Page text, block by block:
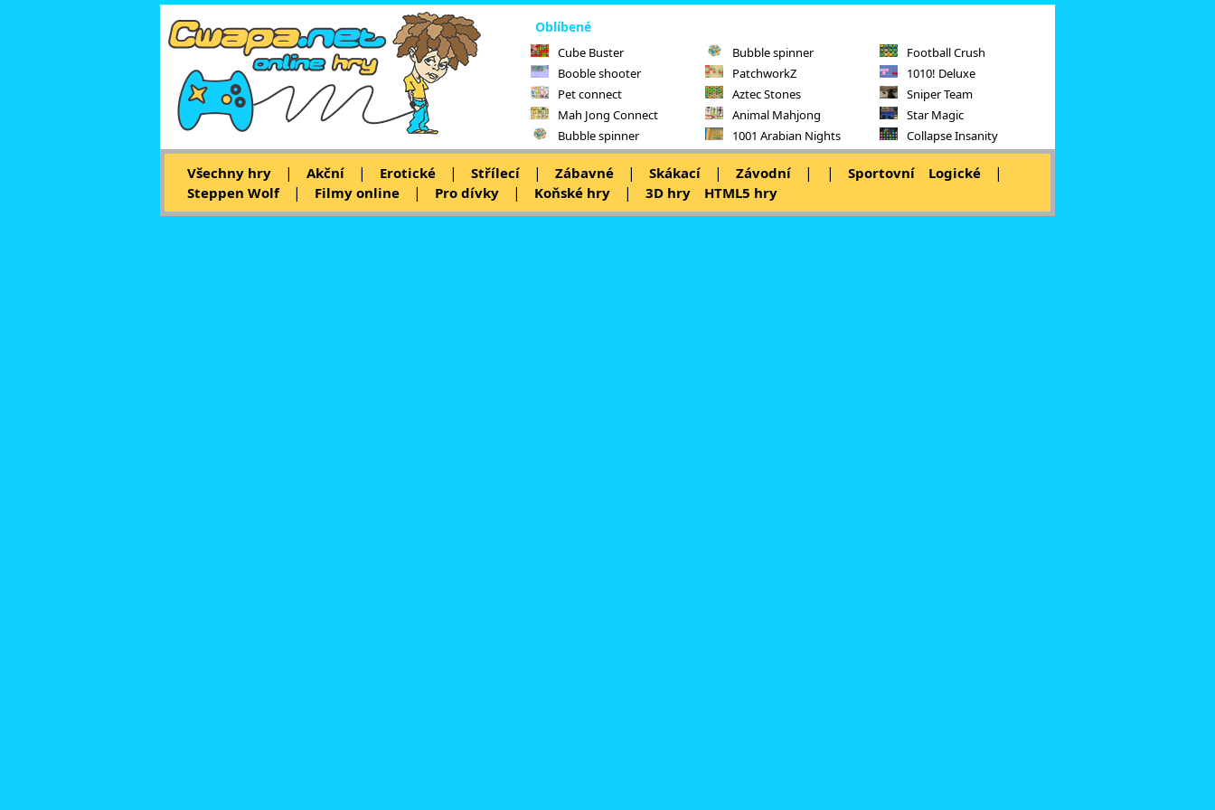
Oblíbené
Cube Buster
Booble shooter
Pet connect
Mah Jong Connect
Bubble spinner
Bubble spinner
PatchworkZ
Aztec Stones
Animal Mahjong
1001 Arabian Nights
Football Crush
1010! Deluxe
Sniper Team
Star Magic
Collapse Insanity
Všechny hry | Akční | Erotické | Střílecí | Zábavné | Skákací | Závodní | | Sportovní Logické |
Steppen Wolf | Filmy online | Pro dívky | Koňské hry | 3D hry HTML5 hry